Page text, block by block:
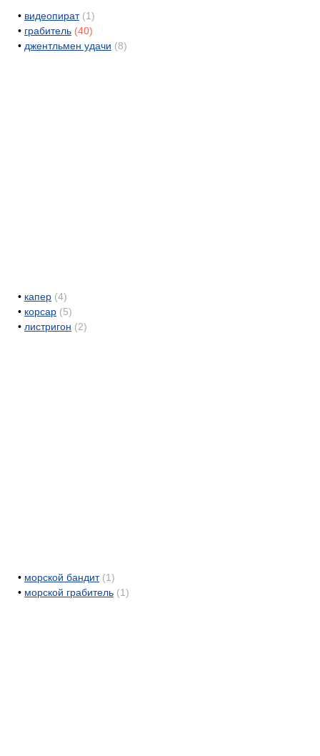
• видеопират (1)
• грабитель (40)
• джентльмен удачи (8)
• капер (4)
• корсар (5)
• листригон (2)
• морской бандит (1)
• морской грабитель (1)